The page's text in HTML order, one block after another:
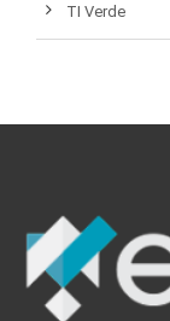
TI Verde